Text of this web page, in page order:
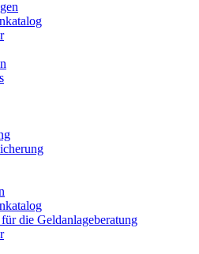
die Geldanlageberatung